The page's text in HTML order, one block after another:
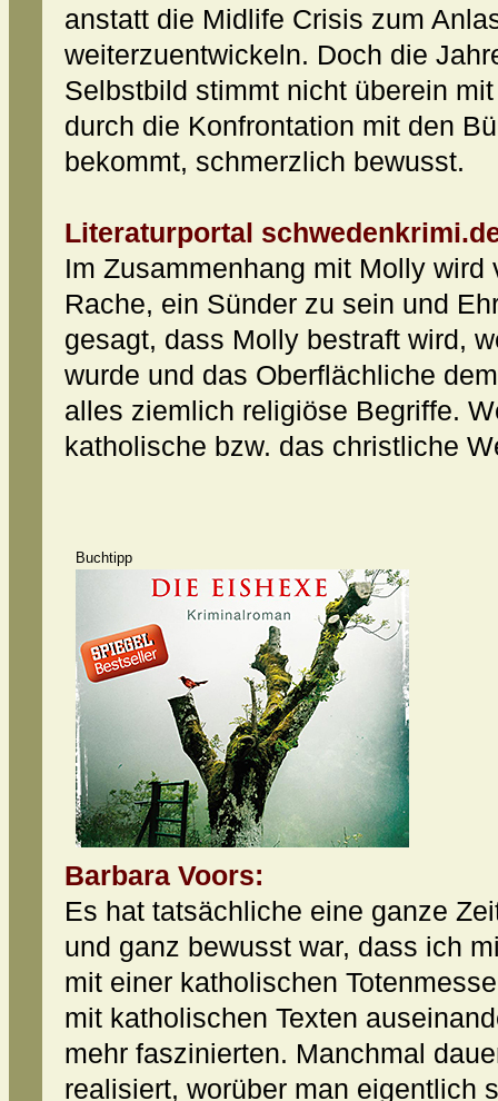
anstatt die Midlife Crisis zum
weiterzuentwickeln. Doch die
Selbstbild stimmt nicht überein
durch die Konfrontation mit den
bekommt, schmerzlich bewusst.
Literaturportal
Im Zusammenhang mit Molly
Rache, ein Sünder zu sein und
gesagt, dass Molly bestraft wird,
wurde und das Oberflächliche
alles ziemlich religiöse Begriffe.
katholische bzw. das christliche
Buchtipp
Barbara Voors:
Es hat tatsächliche eine ganze
und ganz bewusst war, dass ich
mit einer katholischen
mit katholischen Texten
mehr faszinierten. Manchmal
realisiert, worüber man eigentlich